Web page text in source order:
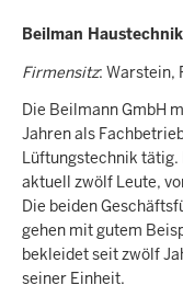
Beilman
Firmensitz: Warstein,
Die Beilmann GmbH
Jahren als
Lüftungstechnik
aktuell zwölf Leute,
Die beiden
gehen mit gutem
bekleidet seit zwölf
seiner Einheit.